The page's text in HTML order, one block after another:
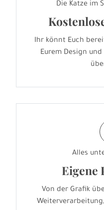
Die Katze im
Ihr könnt Euch
Eurem Design
Alles
Eigene
Von der Grafik